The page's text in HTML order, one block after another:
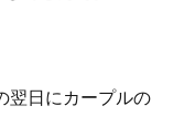
翌日にカープルの